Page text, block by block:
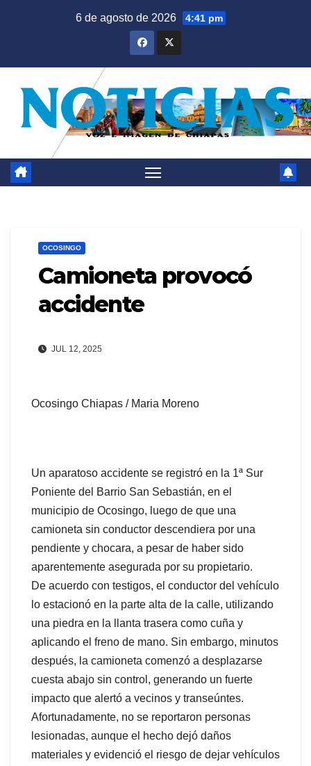
6 de agosto de 2026 4:41 pm
OCOSINGO
Camioneta provocó
accidente
JUL 12, 2025
Ocosingo Chiapas / Maria Moreno
Un aparatoso accidente se registró en la 1ª Sur
Poniente del Barrio San Sebastián, en el
municipio de Ocosingo, luego de que una
camioneta sin conductor descendiera por una
pendiente y chocara, a pesar de haber sido
aparentemente asegurada por su propietario.
De acuerdo con testigos, el conductor del vehículo
lo estacionó en la parte alta de la calle, utilizando
una piedra en la llanta trasera como cuña y
aplicando el freno de mano. Sin embargo, minutos
después, la camioneta comenzó a desplazarse
cuesta abajo sin control, generando un fuerte
impacto que alertó a vecinos y transeúntes.
Afortunadamente, no se reportaron personas
lesionadas, aunque el hecho dejó daños
materiales y evidenció el riesgo de dejar vehículos